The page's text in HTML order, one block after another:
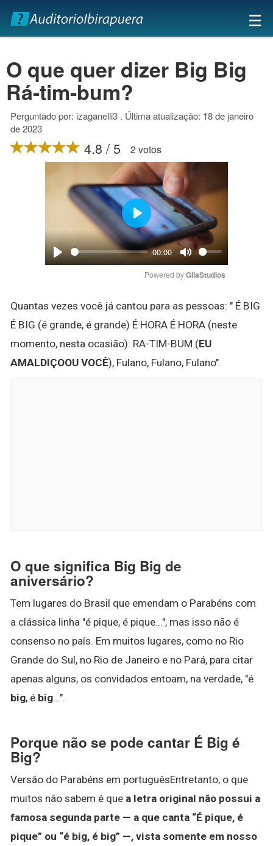
×
☰
O que quer dizer Big Big
Rá-tim-bum?
Perguntado por: izaganelli3 . Última atualização: 18 de janeiro
de 2023
4.8 / 5 2 votos
Play
00:00
Mute
Play
Powered by GliaStudios
Quantas vezes você já cantou para as pessoas: " É BIG
É BIG (é grande, é grande) É HORA É HORA (neste
momento, nesta ocasião): RA-TIM-BUM (EU
AMALDIÇOOU VOCÊ), Fulano, Fulano, Fulano".
O que significa Big Big de
aniversário?
Tem lugares do Brasil que emendam o Parabéns com
a clássica linha "é pique, é pique...", mas isso não é
consenso no país. Em muitos lugares, como no Rio
Grande do Sul, no Rio de Janeiro e no Pará, para citar
apenas alguns, os convidados entoam, na verdade, "é
big, é big...".
Porque não se pode cantar É Big é
Big?
Versão do Parabéns em portuguêsEntretanto, o que
muitos não sabem é que a letra original não possui a
famosa segunda parte — a que canta “É pique, é
pique” ou “é big, é big” —, vista somente em nosso